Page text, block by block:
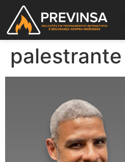
palestrante